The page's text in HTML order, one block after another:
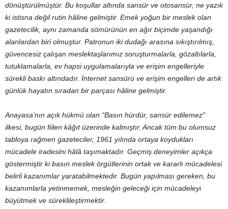
dönüştürülmüştür. Bu koşullar altında sansür ve otosansür, ne yazık
ki istisna değil rutin hâline gelmiştir. Emek yoğun bir meslek olan
gazetecilik, aynı zamanda sömürünün en ağır biçimde yaşandığı
alanlardan biri olmuştur. Patronun iki dudağı arasına sıkıştırılmış,
güvencesiz çalışan meslektaşlarımız soruşturmalarla, gözaltılarla,
tutuklamalarla, ev hapsi uygulamalarıyla ve erişim engelleriyle
sürekli baskı altındadır. İnternet sansürü ve erişim engelleri de artık
günlük hayatın sıradan bir parçası hâline gelmiştir.
Anayasa’nın açık hükmü olan “Basın hürdür, sansür edilemez”
ilkesi, bugün fiilen kâğıt üzerinde kalmıştır. Ancak tüm bu olumsuz
tabloya rağmen gazeteciler, 1961 yılında ortaya koydukları
mücadele iradesini hâlâ taşımaktadır. Geçmiş deneyimler açıkça
göstermiştir ki basın meslek örgütlerinin ortak ve kararlı mücadelesi
belirli kazanımlar yaratabilmektedir. Bugün yapılması gereken, bu
kazanımlarla yetinmemek, mesleğin geleceği için mücadeleyi
büyütmek ve süreklileştirmektir.